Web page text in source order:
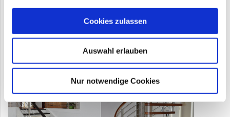
Cookies zulassen
Auswahl erlauben
Nur notwendige Cookies